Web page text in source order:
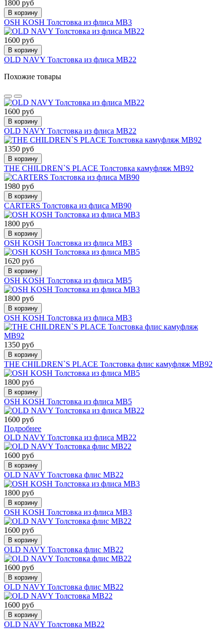
1800 руб
В корзину
OSH KOSH Толстовка из флиса МВ3
1600 руб
В корзину
OLD NAVY Толстовка из флиса МВ22
Похожие товары
1600 руб
В корзину
OLD NAVY Толстовка из флиса МВ22
1350 руб
В корзину
THE CHILDREN`S PLACE Толстовка камуфляж МВ92
1980 руб
В корзину
CARTERS Толстовка из флиса МВ90
1800 руб
В корзину
OSH KOSH Толстовка из флиса МВ3
1620 руб
В корзину
OSH KOSH Толстовка из флиса МВ5
1800 руб
В корзину
OSH KOSH Толстовка из флиса МВ3
1350 руб
В корзину
THE CHILDREN`S PLACE Толстовка флис камуфляж МВ92
1800 руб
В корзину
OSH KOSH Толстовка из флиса МВ5
1600 руб
Подробнее
OLD NAVY Толстовка из флиса МВ22
1600 руб
В корзину
OLD NAVY Толстовка флис МВ22
1800 руб
В корзину
OSH KOSH Толстовка из флиса МВ3
1600 руб
В корзину
OLD NAVY Толстовка флис МВ22
1600 руб
В корзину
OLD NAVY Толстовка флис МВ22
1600 руб
В корзину
OLD NAVY Толстовка МВ22